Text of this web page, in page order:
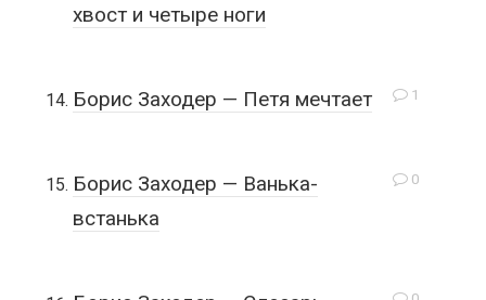
хвост и четыре ноги
1
Борис Заходер — Петя мечтает
0
Борис Заходер — Ванька-
встанька